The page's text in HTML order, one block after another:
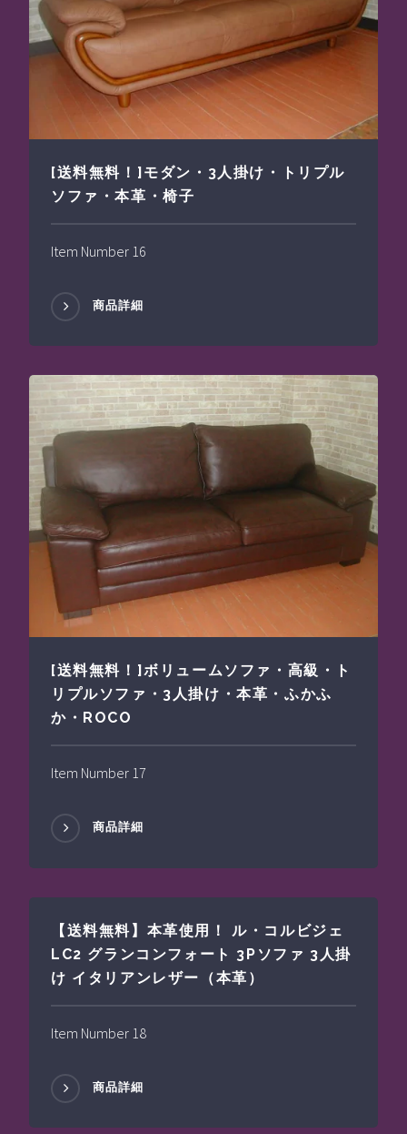
[送料無料！]モダン・3人掛け・トリプル
ソファ・本革・椅子
Item Number 16
商品詳細
[送料無料！]ボリュームソファ・高級・ト
リプルソファ・3人掛け・本革・ふかふ
か・ROCO
Item Number 17
商品詳細
【送料無料】本革使用！ ル・コルビジェ
LC2 グランコンフォート 3Pソファ 3人掛
け イタリアンレザー（本革）
Item Number 18
商品詳細